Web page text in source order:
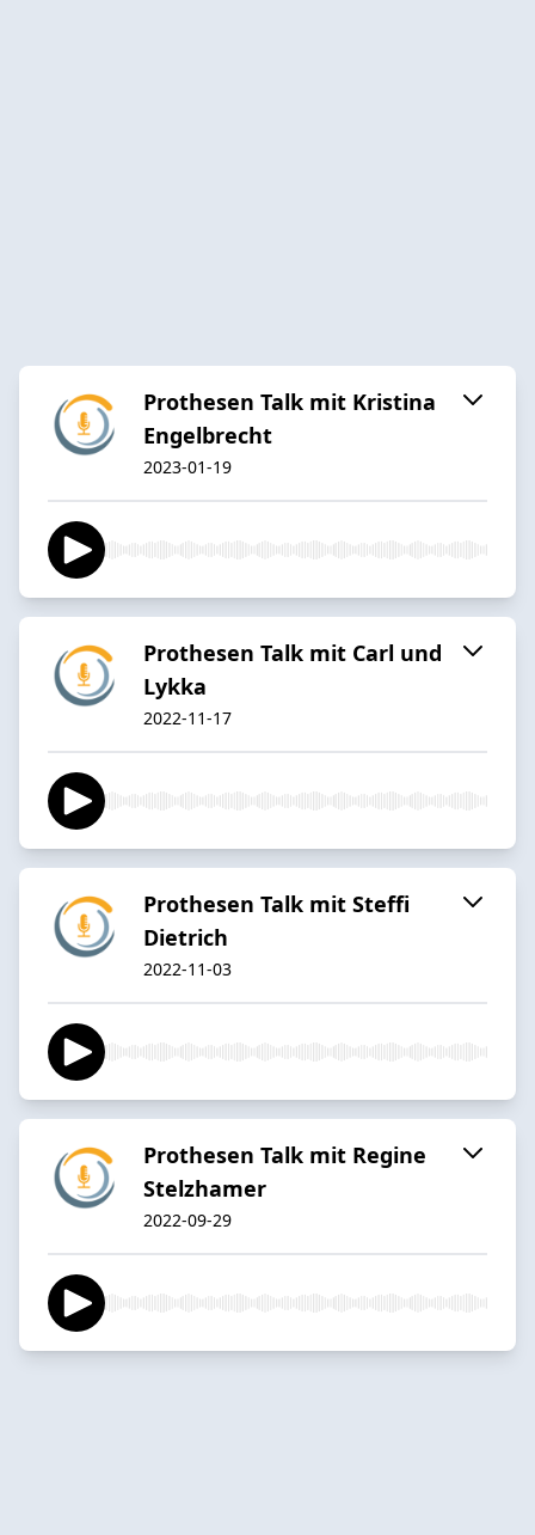
Prothesen Talk mit Kristina
Engelbrecht
2023-01-19
Prothesen Talk mit Carl und
Lykka
2022-11-17
Prothesen Talk mit Steffi
Dietrich
2022-11-03
Prothesen Talk mit Regine
Stelzhamer
2022-09-29